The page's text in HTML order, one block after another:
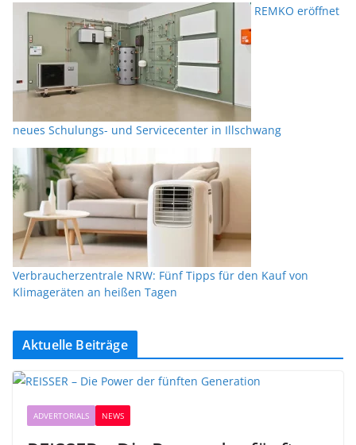
REMKO eröffnet
neues Schulungs- und Servicecenter in Illschwang
Verbraucherzentrale NRW: Fünf Tipps für den Kauf von
Klimageräten an heißen Tagen
Aktuelle Beiträge
ADVERTORIALS NEWS